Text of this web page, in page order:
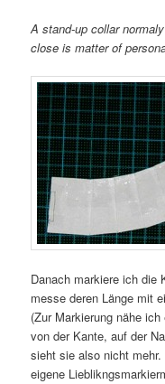
A stand-up collar
close is matter of
Danach markiere ich die
messe deren Länge mit
(Zur Markierung nähe
von der Kante, auf der
sieht sie also nicht
eigene